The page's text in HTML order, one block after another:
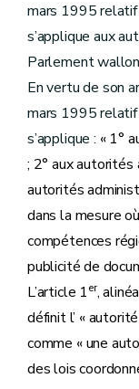
mars 1995 relatif
s’applique aux
Parlement
En vertu de son
mars 1995 relatif
s’applique : « 1°
; 2° aux
autorités
dans la mesure
compétences
publicité de
L’article 1er,
définit l’ «
comme «une
des lois